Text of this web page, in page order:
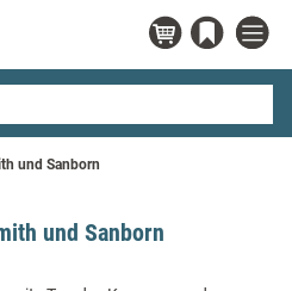
und Sanborn
und Sanborn